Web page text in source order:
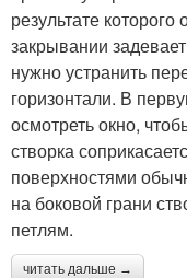
результате
закрывании
нужно устранить
горизонтали. В
осмотреть окно,
створка
поверхностями
на боковой грани
петлям.
читать дальше →